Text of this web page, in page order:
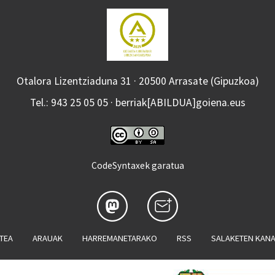
Otalora Lizentziaduna 31 · 20500 Arrasate (Gipuzkoa)
Tel.: 943 25 05 05 · berriak[ABILDUA]goiena.eus
CodeSyntaxek garatua
ARAUAK HARREMANETARAKO RSS SALAKETEN